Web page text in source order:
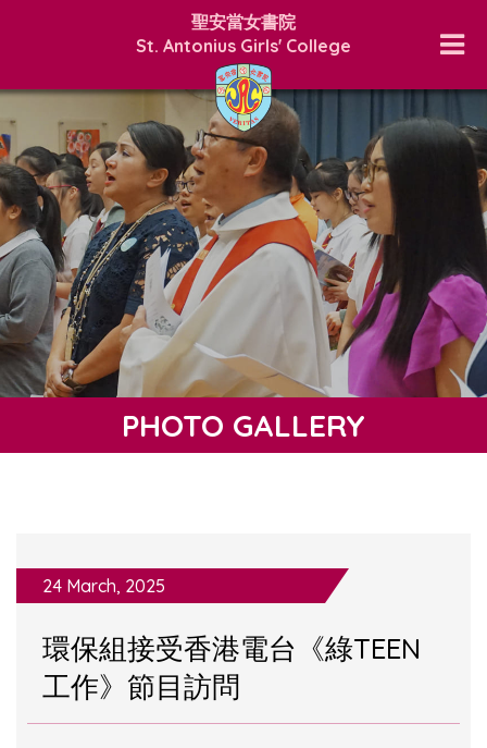
聖安當女書院
St. Antonius Girls' College
PHOTO GALLERY
24 March, 2025
環保組接受香港電台《綠TEEN
工作》節目訪問